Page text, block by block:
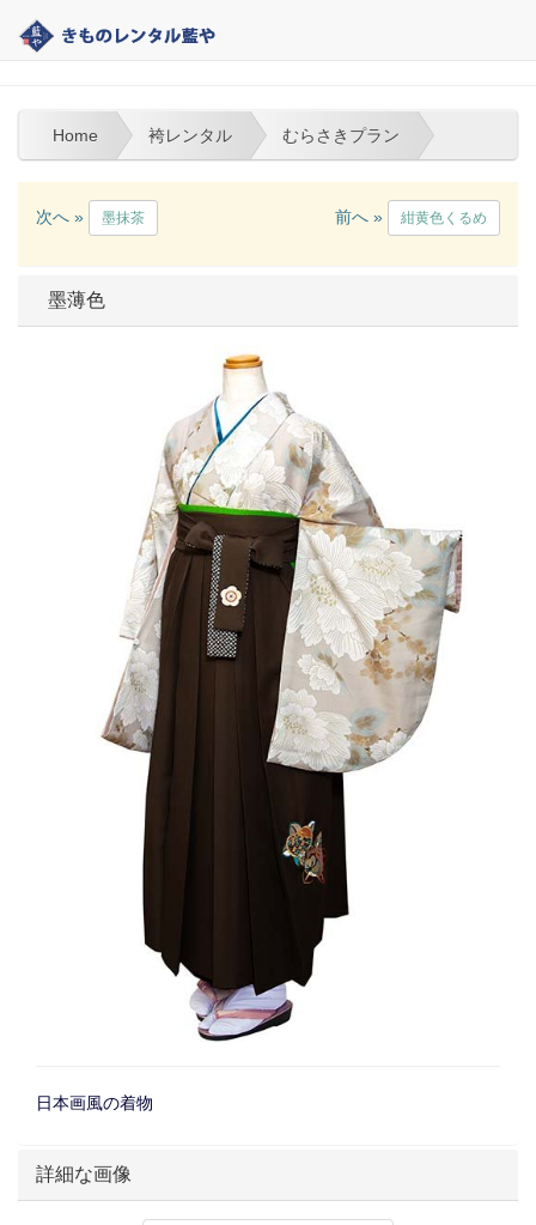
大分 | きものレンタル藍や | 袴レンタル
Home 袴レンタル むらさきプラン
次へ » 墨抹茶 前へ » 紺黄色くるめ
墨薄色
日本画風の着物
詳細な画像